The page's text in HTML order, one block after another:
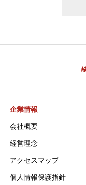
企業情報
会社概要
経営理念
アクセスマップ
個人情報保護指針